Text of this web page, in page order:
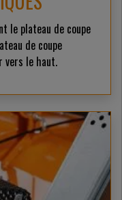
le plateau de coupe
de coupe
vers le haut.